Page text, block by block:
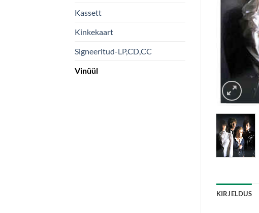
Kassett
Kinkekaart
Signeeritud-LP,CD,CC
Vinüül
KIRJELDUS